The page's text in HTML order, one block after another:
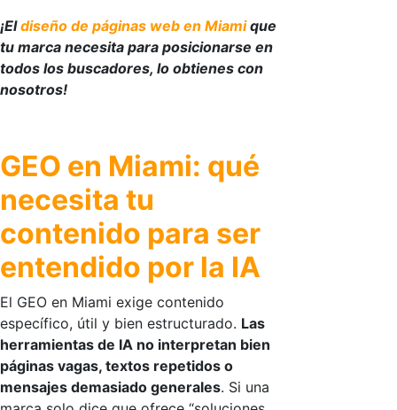
¡Eldiseño de páginas web en Miamique
tu marca necesita para posicionarse en
todos los buscadores, lo obtienes con
nosotros!
GEO en Miami: qué
necesita tu
contenido para ser
entendido por la IA
El GEO en Miami exige contenido
específico, útil y bien estructurado. Las
herramientas de IA no interpretan bien
páginas vagas, textos repetidos o
mensajes demasiado generales. Si una